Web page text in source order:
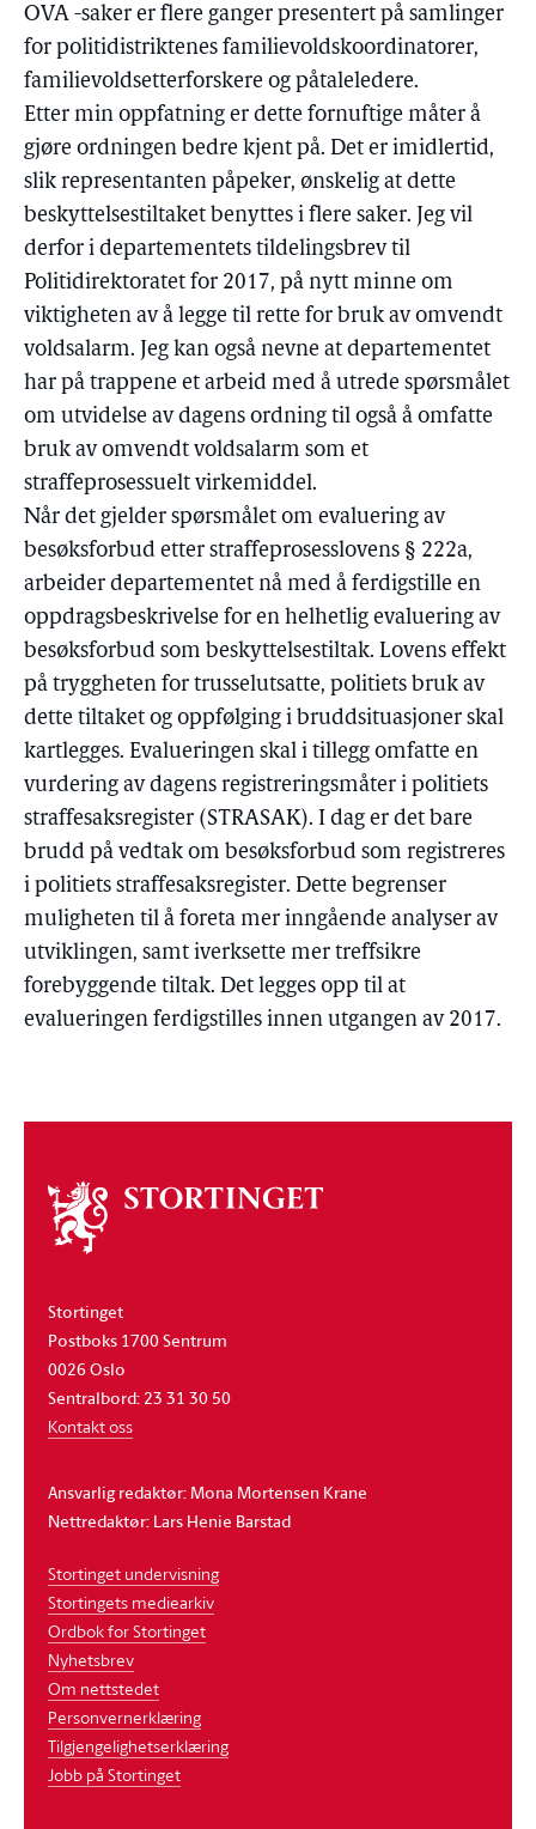
OVA -saker er flere ganger presentert på samlinger
for politidistriktenes familievoldskoordinatorer,
familievoldsetterforskere og påtaleledere.
Etter min oppfatning er dette fornuftige måter å
gjøre ordningen bedre kjent på. Det er imidlertid,
slik representanten påpeker, ønskelig at dette
beskyttelsestiltaket benyttes i flere saker. Jeg vil
derfor i departementets tildelingsbrev til
Politidirektoratet for 2017, på nytt minne om
viktigheten av å legge til rette for bruk av omvendt
voldsalarm. Jeg kan også nevne at departementet
har på trappene et arbeid med å utrede spørsmålet
om utvidelse av dagens ordning til også å omfatte
bruk av omvendt voldsalarm som et
straffeprosessuelt virkemiddel.
Når det gjelder spørsmålet om evaluering av
besøksforbud etter straffeprosesslovens § 222a,
arbeider departementet nå med å ferdigstille en
oppdragsbeskrivelse for en helhetlig evaluering av
besøksforbud som beskyttelsestiltak. Lovens effekt
på tryggheten for trusselutsatte, politiets bruk av
dette tiltaket og oppfølging i bruddsituasjoner skal
kartlegges. Evalueringen skal i tillegg omfatte en
vurdering av dagens registreringsmåter i politiets
straffesaksregister (STRASAK). I dag er det bare
brudd på vedtak om besøksforbud som registreres
i politiets straffesaksregister. Dette begrenser
muligheten til å foreta mer inngående analyser av
utviklingen, samt iverksette mer treffsikre
forebyggende tiltak. Det legges opp til at
evalueringen ferdigstilles innen utgangen av 2017.
Om
stortinget
Stortinget
Postboks 1700 Sentrum
0026 Oslo
Sentralbord: 23 31 30 50
Kontakt oss
Ansvarlig redaktør: Mona Mortensen Krane
Nettredaktør: Lars Henie Barstad
Stortinget undervisning
Stortingets mediearkiv
Ordbok for Stortinget
Nyhetsbrev
Om nettstedet
Personvernerklæring
Tilgjengelighetserklæring
Jobb på Stortinget